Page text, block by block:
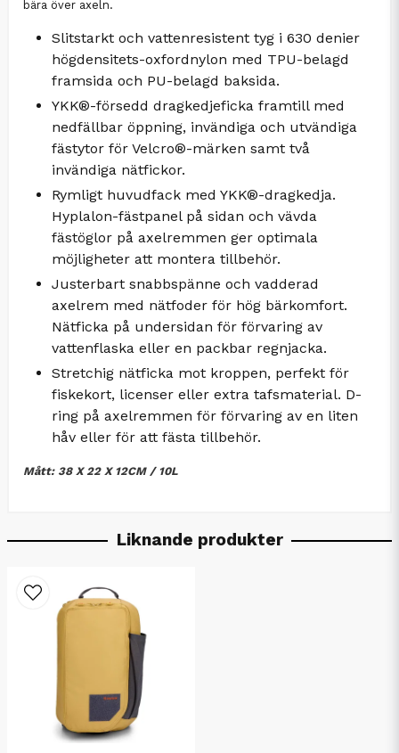
bära över axeln.
Slitstarkt och vattenresistent tyg i 630 denier
högdensitets-oxfordnylon med TPU-belagd
framsida och PU-belagd baksida.
YKK®-försedd dragkedjeficka framtill med
nedfällbar öppning, invändiga och utvändiga
fästytor för Velcro®-märken samt två
invändiga nätfickor.
Rymligt huvudfack med YKK®-dragkedja.
Hyplalon-fästpanel på sidan och vävda
fästöglor på axelremmen ger optimala
möjligheter att montera tillbehör.
Justerbart snabbspänne och vadderad
axelrem med nätfoder för hög bärkomfort.
Nätficka på undersidan för förvaring av
vattenflaska eller en packbar regnjacka.
Stretchig nätficka mot kroppen, perfekt för
fiskekort, licenser eller extra tafsmaterial. D-
ring på axelremmen för förvaring av en liten
håv eller för att fästa tillbehör.
Mått: 38 X 22 X 12CM / 10L
Liknande produkter